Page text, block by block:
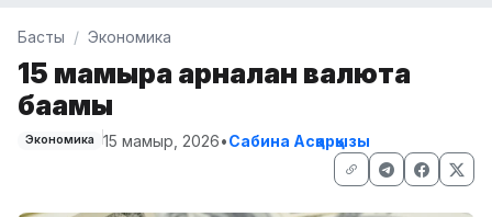
Басты Экономика
15 мамырға арналған валюта
бағамы
Экономика 15 мамыр, 2026•Сабина Асқарқызы